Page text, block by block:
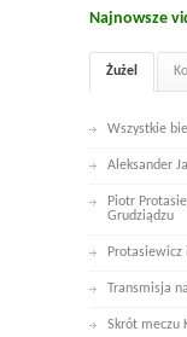
Najnowsze
Żużel
Wszystkie
Aleksander
Piotr
Grudziądzu
Protasiewicz
Transmisja
Skrót meczu